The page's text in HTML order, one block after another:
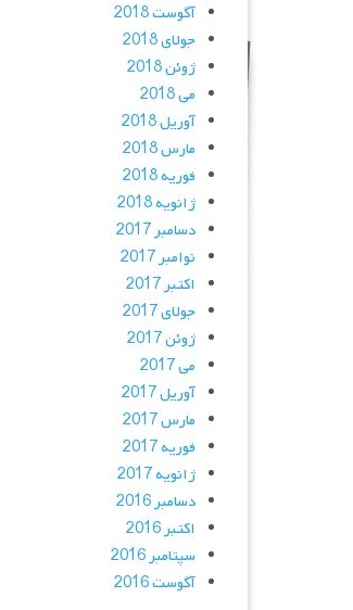
آگوست 2018
جولای 2018
ژوئن 2018
می 2018
آوریل 2018
مارس 2018
فوریه 2018
ژانویه 2018
دسامبر 2017
نوامبر 2017
اکتبر 2017
جولای 2017
ژوئن 2017
می 2017
آوریل 2017
مارس 2017
فوریه 2017
ژانویه 2017
دسامبر 2016
اکتبر 2016
سپتامبر 2016
آگوست 2016